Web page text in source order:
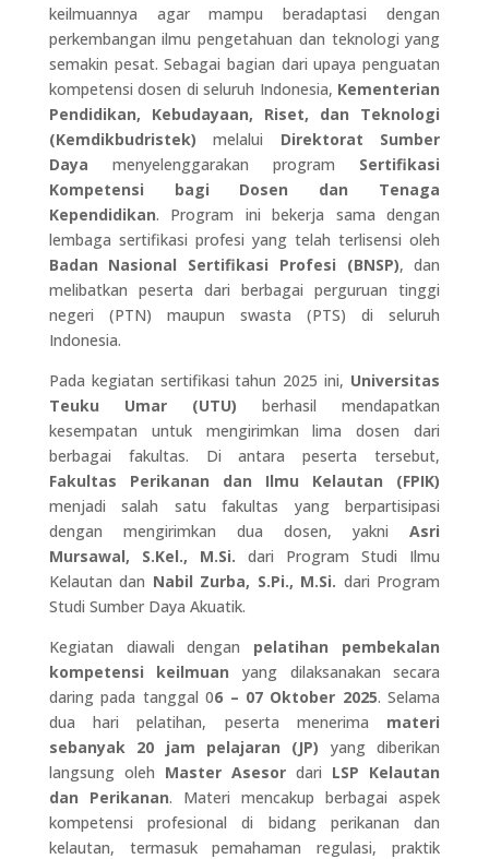
keilmuannya agar mampu beradaptasi dengan
perkembangan ilmu pengetahuan dan teknologi yang
semakin pesat. Sebagai bagian dari upaya penguatan
kompetensi dosen di seluruh Indonesia, Kementerian
Pendidikan, Kebudayaan, Riset, dan Teknologi
(Kemdikbudristek) melalui Direktorat Sumber
Daya menyelenggarakan program Sertifikasi
Kompetensi bagi Dosen dan Tenaga
Kependidikan. Program ini bekerja sama dengan
lembaga sertifikasi profesi yang telah terlisensi oleh
Badan Nasional Sertifikasi Profesi (BNSP), dan
melibatkan peserta dari berbagai perguruan tinggi
negeri (PTN) maupun swasta (PTS) di seluruh
Indonesia.
Pada kegiatan sertifikasi tahun 2025 ini, Universitas
Teuku Umar (UTU) berhasil mendapatkan
kesempatan untuk mengirimkan lima dosen dari
berbagai fakultas. Di antara peserta tersebut,
Fakultas Perikanan dan Ilmu Kelautan (FPIK)
menjadi salah satu fakultas yang berpartisipasi
dengan mengirimkan dua dosen, yakniAsri
Mursawal, S.Kel., M.Si. dari Program Studi Ilmu
Kelautan dan Nabil Zurba, S.Pi., M.Si. dari Program
Studi Sumber Daya Akuatik.
Kegiatan diawali dengan pelatihan pembekalan
kompetensi keilmuan yang dilaksanakan secara
daring pada tanggal 06 – 07 Oktober 2025. Selama
dua hari pelatihan, peserta menerima materi
sebanyak 20 jam pelajaran (JP) yang diberikan
langsung oleh Master Asesor dari LSP Kelautan
dan Perikanan. Materi mencakup berbagai aspek
kompetensi profesional di bidang perikanan dan
kelautan, termasuk pemahaman regulasi, praktik